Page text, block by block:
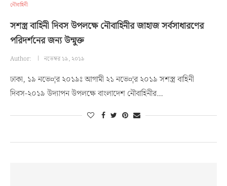
নৌবাহিনী
সশস্ত্র বাহিনী দিবস উপলক্ষে নৌবাহিনীর জাহাজ সর্বসাধারণের
পরিদর্শনের জন্য উন্মুক্ত
Author: নভেম্বর ১৯, ২০১৯
ঢাকা, ১৯ নভে¤¦র ২০১৯ঃ আগামী ২১ নভে¤¦র ২০১৯ সশস্ত্র বাহিনী
দিবস-২০১৯ উদ্যাপন উপলক্ষে বাংলাদেশ নৌবাহিনীর…